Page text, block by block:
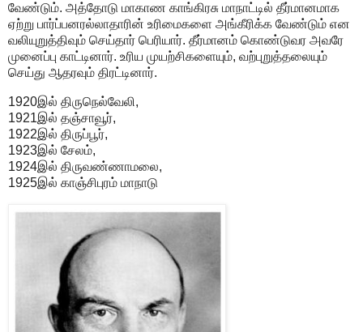
வேண்டும். அத்தோடு மாகாண காங்கிரசு மாநாட்டில் தீர்மானமாக
ஏற்று பார்ப்பனரல்லாதாரின் உரிமைகளை அங்கீரிக்க வேண்டும் என
வலியுறுத்திவும் செய்தார் பெரியார். தீர்மானம் கொண்டுவர அவரே
முனைப்பு காட்டினார். உரிய முயற்சிகளையும், வற்புறுத்தலையும்
செய்து ஆதரவும் திரட்டினார்.
1920இல் திருநெல்வேலி,
1921இல் தஞ்சாவூர்,
1922இல் திருப்பூர்,
1923இல் சேலம்,
1924இல் திருவண்ணாமலை,
1925இல் காஞ்சிபுரம் மாநாடு